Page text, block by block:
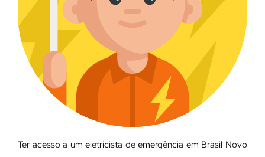
Ter acesso a um eletricista de emergência em Brasil Novo